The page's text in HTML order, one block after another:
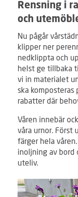
Rensning i
och
Nu pågår
klipper ner
nedklippta och
helst ge tillbaka
vi in materialet
ska komposteras
rabatter där
Våren innebär
våra urnor. Först
färger hela
inoljning av bord
uteliv.